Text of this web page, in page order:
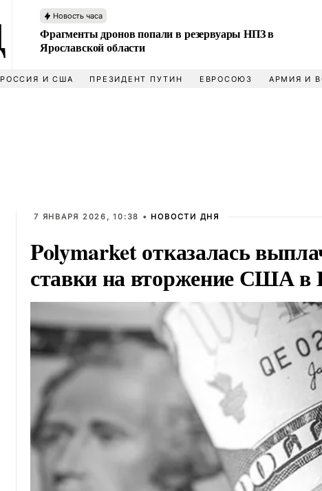
Новость часа
Фрагменты дронов попали в резервуары НПЗ в
Ярославской области
РОССИЯ И США ПРЕЗИДЕНТ ПУТИН ЕВРОСОЮЗ АРМИЯ И
7 ЯНВАРЯ 2026, 10:38 • НОВОСТИ ДНЯ
Polymarket отказалась
ставки на вторжение США в